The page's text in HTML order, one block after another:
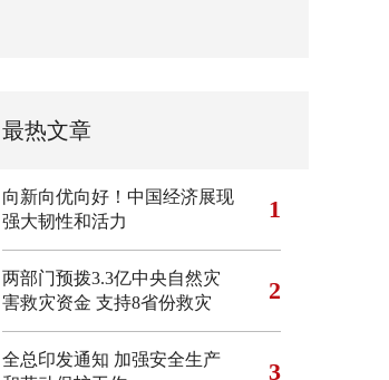
最热文章
向新向优向好！中国经济展现
强大韧性和活力
1
两部门预拨3.3亿中央自然灾
害救灾资金 支持8省份救灾
2
全总印发通知 加强安全生产
3